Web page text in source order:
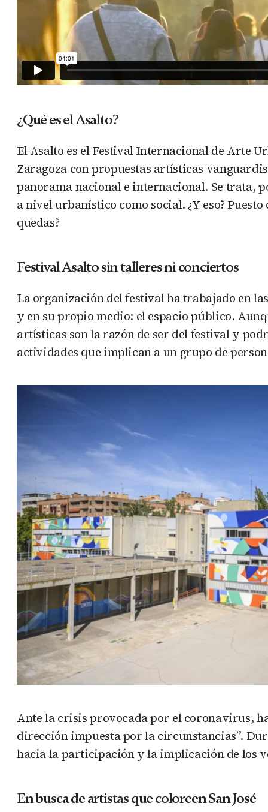
¿Qué es el Asalto?
El Asalto es el Festival Internacional de Arte
Zaragoza con propuestas artísticas
panorama nacional e internacional. Se trata,
a nivel urbanístico como social. ¿Y eso?
quedas?
Festival Asalto sin talleres ni conciertos
La organización del festival ha trabajado en
y en su propio medio: el espacio público.
artísticas son la razón de ser del festival y
actividades que implican a un grupo de
Ante la crisis provocada por el coronavirus,
dirección impuesta por la circunstancias”.
hacia la participación y la implicación de los
En busca de artistas que coloreen San José